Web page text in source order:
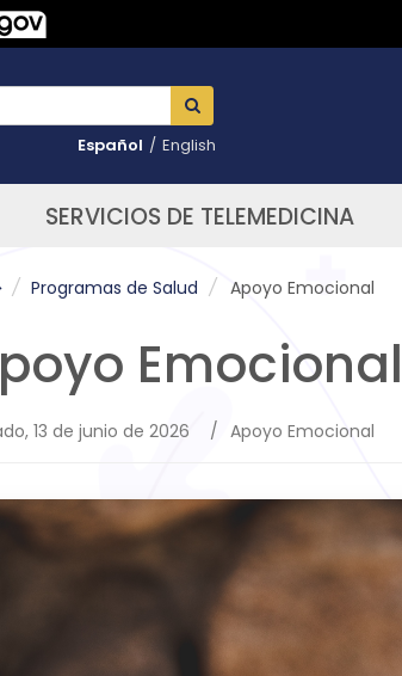
Español / English
SERVICIOS DE TELEMEDICINA
/ Programas de Salud / Apoyo Emocional
Emocional
13 de junio de 2026 / Apoyo Emocional